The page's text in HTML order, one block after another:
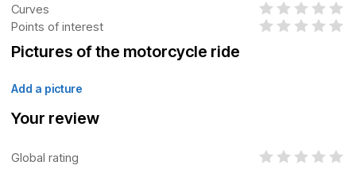
Curves
Points of interest
Pictures of the motorcycle ride
Add a picture
Your review
Global rating